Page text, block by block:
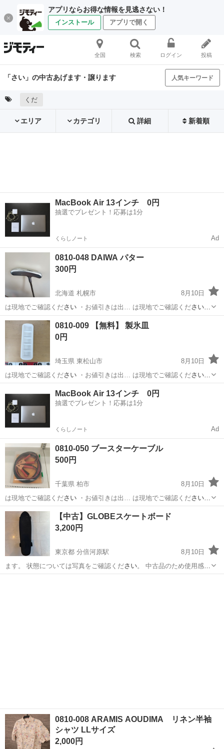
アプリならお得な情報を見逃さない！
インストール アプリで開く
全国 検索 ログイン 投稿
「さい」の中古あげます・譲ります 人気キーワード
くだ
エリア カテゴリ 詳細 新着順
MacBook Air 13インチ 0円
抽選でプレゼント！応募は1分
くらしノート Ad
0810-048 DAIWA パター
300円
北海道 札幌市
8月10日
は現地でご確認ください・お値引きは出… は現地でご確認ください
【付属品】… は現地でご確認ください 【価格】 …
北海道 札幌市 DAIWA
0810-009 【無料】 製氷皿
0円
埼玉県 東松山市
8月10日
は現地でご確認ください・お値引きは出… は現地でご確認ください
【付属品】… は現地でご確認ください 【価格】 …
製氷皿
MacBook Air 13インチ 0円
抽選でプレゼント！応募は1分
くらしノート Ad
0810-050 ブースターケーブル
500円
千葉県 柏市
8月10日
は現地でご確認ください・お値引きは出… は現地でご確認ください
【付属品】… は現地でご確認ください 【価格】 …
千葉 柏市 メンテナンス用品 ブースターケーブル
【中古】GLOBEスケートボード
3,200円
東京都 分倍河原駅
8月10日
ます。 状態については写真をご確認ください。 中古品のため使用感は
ありますが、…
0810-008 ARAMIS AOUDIMA リネン半袖
シャツ LLサイズ
2,000円